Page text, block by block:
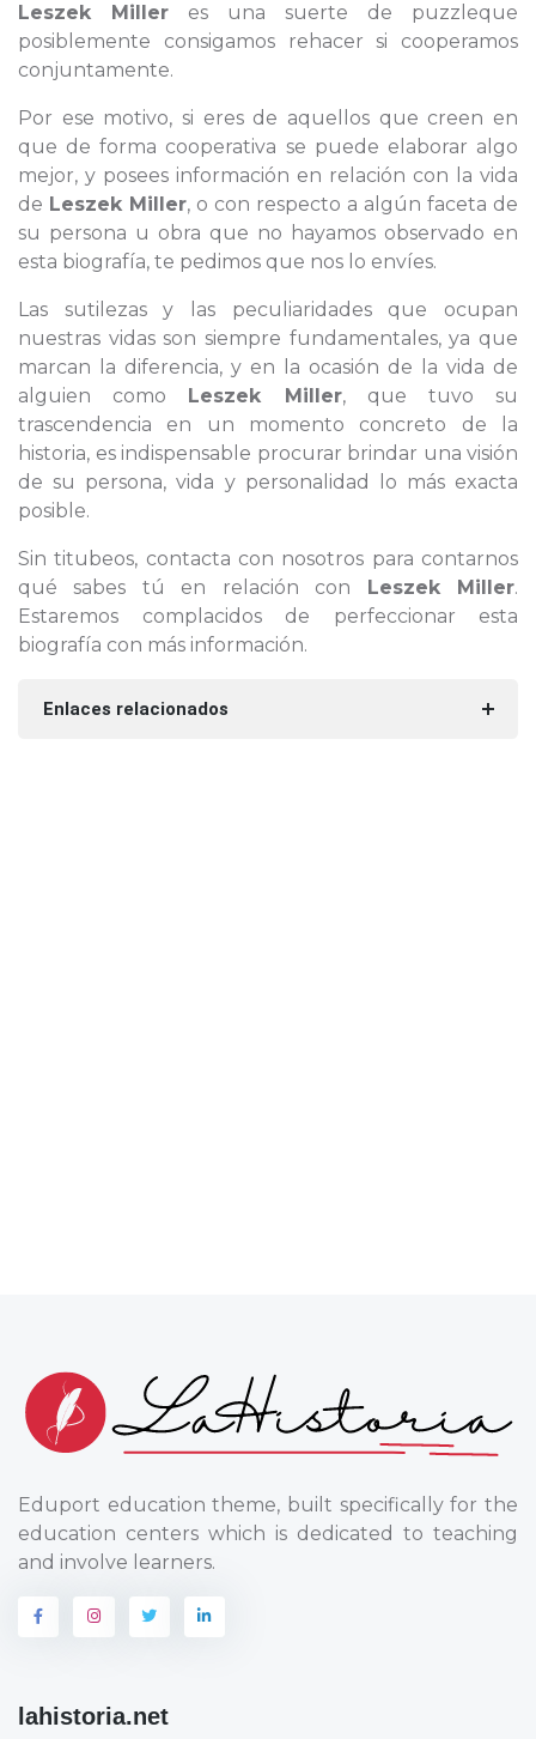
Leszek Miller es una suerte de puzzleque
posiblemente consigamos rehacer si cooperamos
conjuntamente.
Por ese motivo, si eres de aquellos que creen en
que de forma cooperativa se puede elaborar algo
mejor, y posees información en relación con la vida
de Leszek Miller, o con respecto a algún faceta de
su persona u obra que no hayamos observado en
esta biografía, te pedimos que nos lo envíes.
Las sutilezas y las peculiaridades que ocupan
nuestras vidas son siempre fundamentales, ya que
marcan la diferencia, y en la ocasión de la vida de
alguien como Leszek Miller, que tuvo su
trascendencia en un momento concreto de la
historia, es indispensable procurar brindar una visión
de su persona, vida y personalidad lo más exacta
posible.
Sin titubeos, contacta con nosotros para contarnos
qué sabes tú en relación con Leszek Miller.
Estaremos complacidos de perfeccionar esta
biografía con más información.
Enlaces relacionados
Eduport education theme, built specifically for the
education centers which is dedicated to teaching
and involve learners.
lahistoria.net